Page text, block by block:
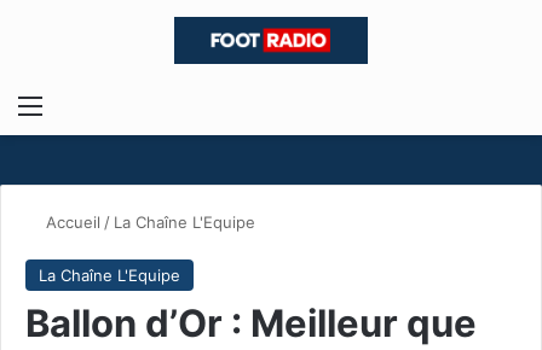
Menu
Accueil / La Chaîne L'Equipe
La Chaîne L'Equipe
Ballon d’Or : Meilleur que